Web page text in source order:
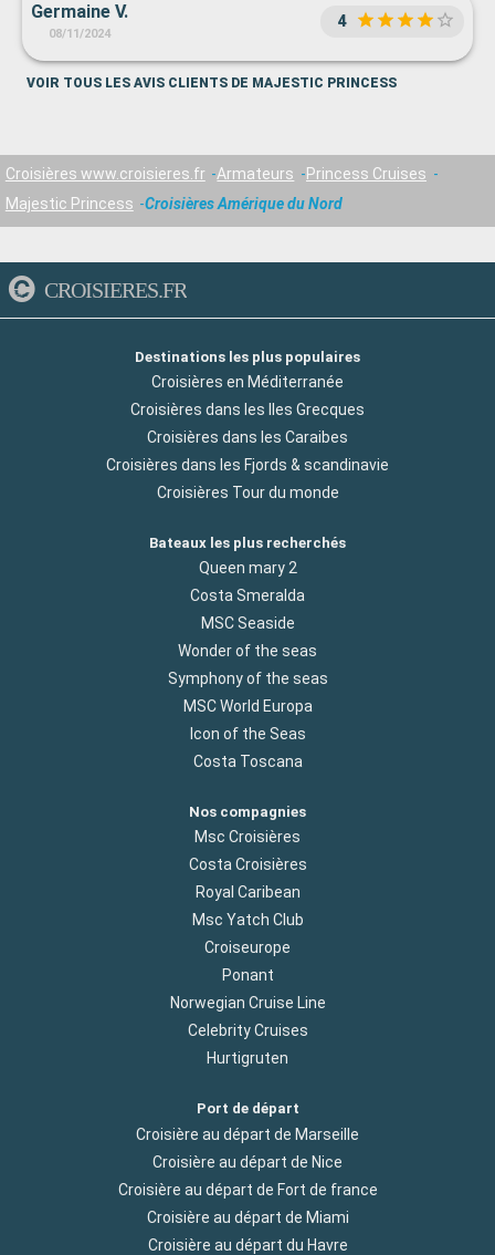
Germaine V.
08/11/2024
4
VOIR TOUS LES AVIS CLIENTS DE MAJESTIC PRINCESS
Croisières www.croisieres.fr Armateurs
Princess Cruises
Majestic Princess
Croisières Amérique du Nord
CROISIERES.FR
Destinations les plus populaires
Croisières en Méditerranée
Croisières dans les Iles Grecques
Croisières dans les Caraibes
Croisières dans les Fjords & scandinavie
Croisières Tour du monde
Bateaux les plus recherchés
Queen mary 2
Costa Smeralda
MSC Seaside
Wonder of the seas
Symphony of the seas
MSC World Europa
Icon of the Seas
Costa Toscana
Nos compagnies
Msc Croisières
Costa Croisières
Royal Caribean
Msc Yatch Club
Croiseurope
Ponant
Norwegian Cruise Line
Celebrity Cruises
Hurtigruten
Port de départ
Croisière au départ de Marseille
Croisière au départ de Nice
Croisière au départ de Fort de france
Croisière au départ de Miami
Croisière au départ du Havre